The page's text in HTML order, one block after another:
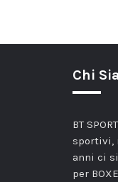
Chi
BT
sportivi,
anni ci
per